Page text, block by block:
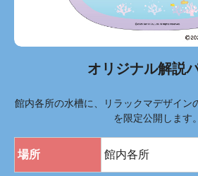
オリジナル解説
館内各所の水槽に、リラックマデザイン
を限定公開します。
場所 館内各所